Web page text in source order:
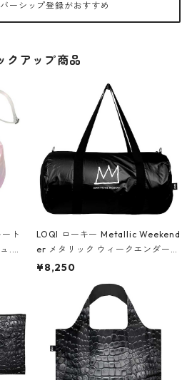
ーシップ登録がおすすめ
クアップ商品
ト
.ル
スピ
LOQI ローキー Metallic Weekend
er メタリック ウィークエンダー
ボストンバッグ ショルダーバッグ
Black ジャン=ミッシェル・バスキ
ア/クラウン ブラック
¥8,250